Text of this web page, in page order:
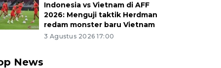
Indonesia vs Vietnam di AFF
2026: Menguji taktik Herdman
redam monster baru Vietnam
3 Agustus 2026 17:00
News